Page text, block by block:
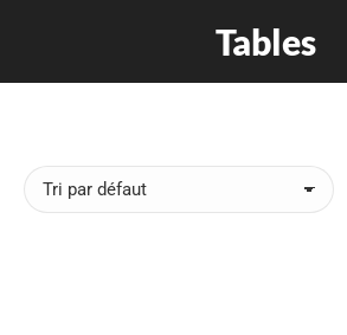
Tables